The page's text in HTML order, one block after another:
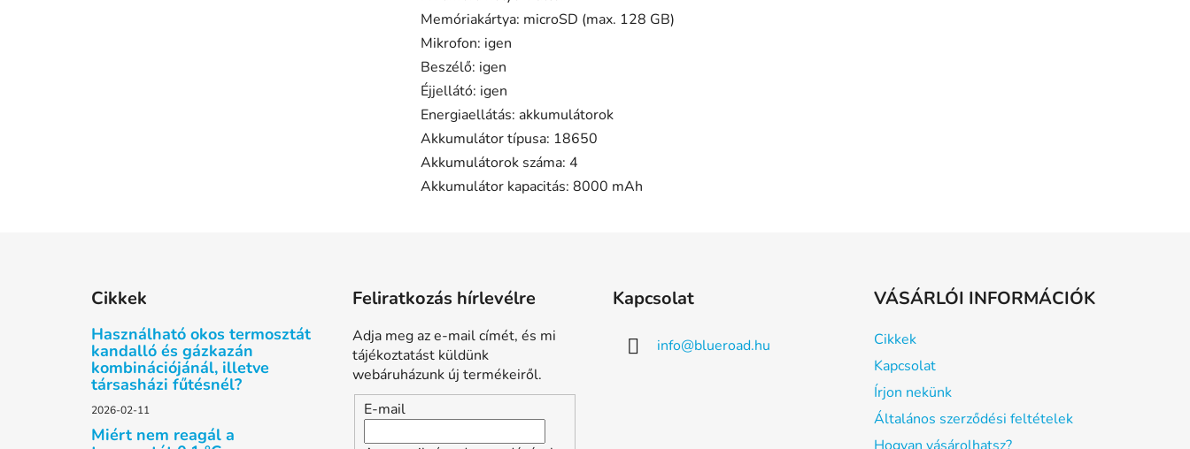
Memóriakártya: microSD (max. 128 GB)
Mikrofon: igen
Beszélő: igen
Éjjellátó: igen
Energiaellátás: akkumulátorok
Akkumulátor típusa: 18650
Akkumulátorok száma: 4
Akkumulátor kapacitás: 8000 mAh
Cikkek
Használható okos termosztát
kandalló és gázkazán
kombinációjánál, illetve
társasházi fűtésnél?
2026-02-11
Miért nem reagál a
Feliratkozás hírlevélre
Adja meg az e-mail címét, és mi
tájékoztatást küldünk
webáruházunk új termékeiről.
E-mail
Kapcsolat
info@blueroad.hu
VÁSÁRLÓI INFORMÁCIÓK
Cikkek
Kapcsolat
Írjon nekünk
Általános szerződési feltételek